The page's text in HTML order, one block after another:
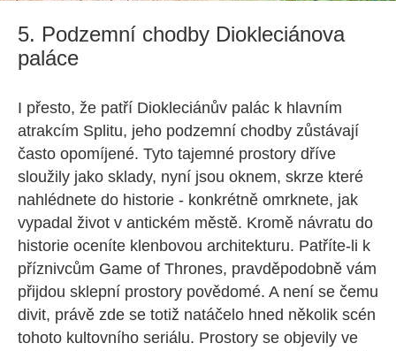
5. Podzemní chodby Diokleciánova
paláce
I přesto, že patří Diokleciánův palác k hlavním
atrakcím Splitu, jeho podzemní chodby zůstávají
často opomíjené. Tyto tajemné prostory dříve
sloužily jako sklady, nyní jsou oknem, skrze které
nahlédnete do historie - konkrétně omrknete, jak
vypadal život v antickém městě. Kromě návratu do
historie oceníte klenbovou architekturu. Patříte-li k
příznivcům Game of Thrones, pravděpodobně vám
přijdou sklepní prostory povědomé. A není se čemu
divit, právě zde se totiž natáčelo hned několik scén
tohoto kultovního seriálu. Prostory se objevily ve